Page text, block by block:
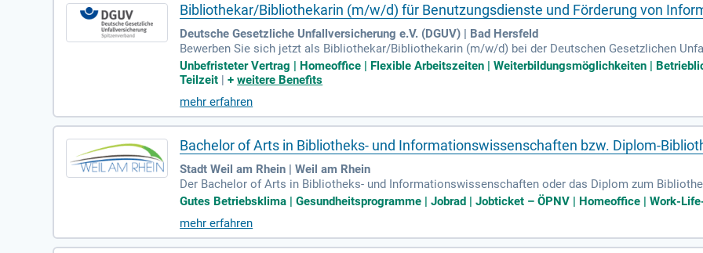
Bibliothekar/Bibliothekarin (m/w/d) für Benutzungsdienste und Förderung von
Deutsche Gesetzliche Unfallversicherung e.V. (DGUV) | Bad Hersfeld
Bewerben Sie sich jetzt als Bibliothekar/Bibliothekarin (m/w/d) bei der Deutschen Gesetzlichen
sation, ein führender Verband der gewerblichen Berufsgenossenschaften und Unfallkassen in
ion und klare Entschädigungen ein. Unsere Mission ist es, die Sicherheit der Bürger beim Arbeiten
gierten Teams, das praxisorientierte Forschung in Sozialversicherung und Rehabilitation
Sie Teil dieser wichtigen Mission!
Unbefristeter Vertrag | Homeoffice | Flexible Arbeitszeiten | Weiterbildungsmöglichkeiten |
Teilzeit |+weitere Benefits
mehr erfahren
Bachelor of Arts in Bibliotheks- und Informationswissenschaften bzw. Diplom-
Stadt Weil am Rhein | Weil am Rhein
Der Bachelor of Arts in Bibliotheks- und Informationswissenschaften oder das Diplom zum
lichkeiten. Die Stadtbibliothek, zentral in einer ehemaligen Kirche gelegen, präsentiert über 50.000
ne Artothek sowie eine innovative Bibliothek der Dinge. Als Leiter:in verantworten Sie die
und die Finanzen. Ziel ist die kontinuierliche Weiterentwicklung zur Begegnungsstätte unter
Gutes Betriebsklima | Gesundheitsprogramme | Jobrad | Jobticket – ÖPNV | Homeoffice | Work-
mehr erfahren